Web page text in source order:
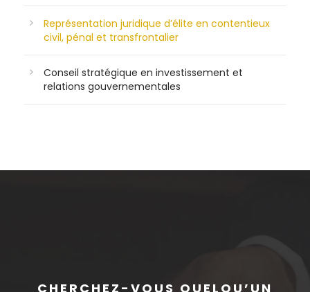
Représentation juridique d’élite en contentieux
civil, pénal et transfrontalier
Conseil stratégique en investissement et
relations gouvernementales
CHERCHEZ-VOUS QUELQU’UN